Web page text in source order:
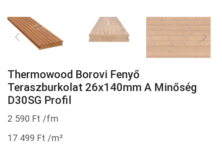
Thermowood Borovi Fenyő
Teraszburkolat 26x140mm A Minőség
D30SG Profil
2 590 Ft /fm
17 499 Ft /m²